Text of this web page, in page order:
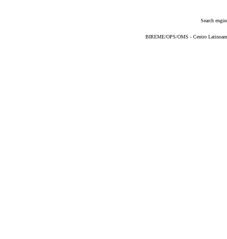
Search
BIREME/OPS/OMS - Centro